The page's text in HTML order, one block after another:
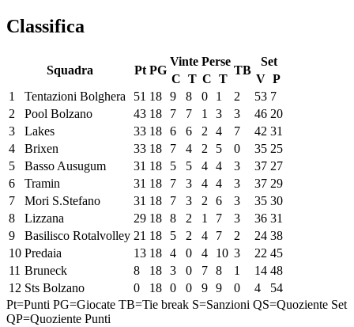
Classifica
Squadra Pt PG
Vinte Perse
TB
Set
C T C T V P
1
Tentazioni Bolghera 51 18 9 8 0 1 2 53 7
2
Pool Bolzano 43 18 7 7 1 3 3 46 20
3
Lakes 33 18 6 6 2 4 7 42 31
4
Brixen 33 18 7 4 2 5 0 35 25
5
Basso Ausugum 31 18 5 5 4 4 3 37 27
6
Tramin 31 18 7 3 4 4 3 37 29
7
Mori S.Stefano 31 18 7 3 2 6 3 35 30
8
Lizzana 29 18 8 2 1 7 3 36 31
9
Basilisco Rotalvolley 21 18 5 2 4 7 2 24 38
10 Predaia 13 18 4 0 4 10 3 22 45
11 Bruneck 8 18 3 0 7 8 1 14 48
12 Sts Bolzano 0 18 0 0 9 9 0 4
54
Pt=Punti PG=Giocate TB=Tie break S=Sanzioni QS=Quoziente Set
QP=Quoziente Punti